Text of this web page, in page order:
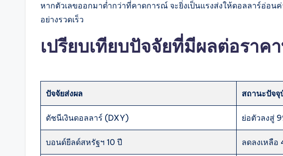
หากตัวเลขออกมาต่ำกว่าที่คาดการณ์ จะยิ่งเป็นแรงส่งให้ดอลลาร์อ่อ
อย่างรวดเร็ว
เปรียบเทียบปัจจัยที่มีผลต่อราค
ปัจจัยส่งผล สถานะปัจจุ
ดัชนีเงินดอลลาร์ (DXY) ย่อตัวลงสู่
บอนด์ยีลด์สหรัฐฯ 10 ปี ลดลงเหลือ